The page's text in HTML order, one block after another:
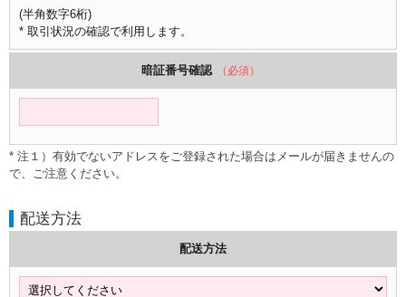
(半角数字6桁)
* 取引状況の確認で利用します。
暗証番号確認 （必須）
* 注１）有効でないアドレスをご登録された場合はメールが届きませんの
で、ご注意ください。
配送方法
配送方法